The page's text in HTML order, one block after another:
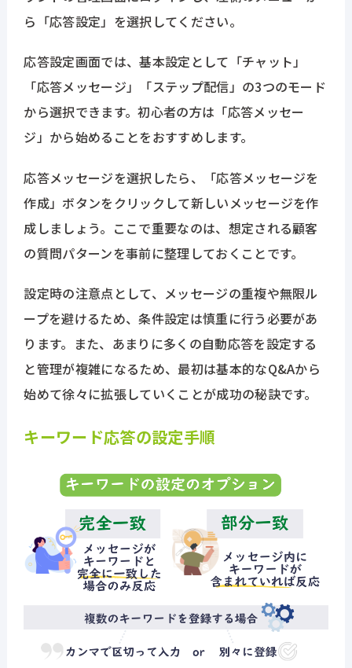
ら「応答設定」を選択してください。
応答設定画面では、基本設定として「チャット」
「応答メッセージ」「ステップ配信」の3つのモード
から選択できます。初心者の方は「応答メッセー
ジ」から始めることをおすすめします。
応答メッセージを選択したら、「応答メッセージを
作成」ボタンをクリックして新しいメッセージを作
成しましょう。ここで重要なのは、想定される顧客
の質問パターンを事前に整理しておくことです。
設定時の注意点として、メッセージの重複や無限ル
ープを避けるため、条件設定は慎重に行う必要があ
ります。また、あまりに多くの自動応答を設定する
と管理が複雑になるため、最初は基本的なQ&Aから
始めて徐々に拡張していくことが成功の秘訣です。
キーワード応答の設定手順